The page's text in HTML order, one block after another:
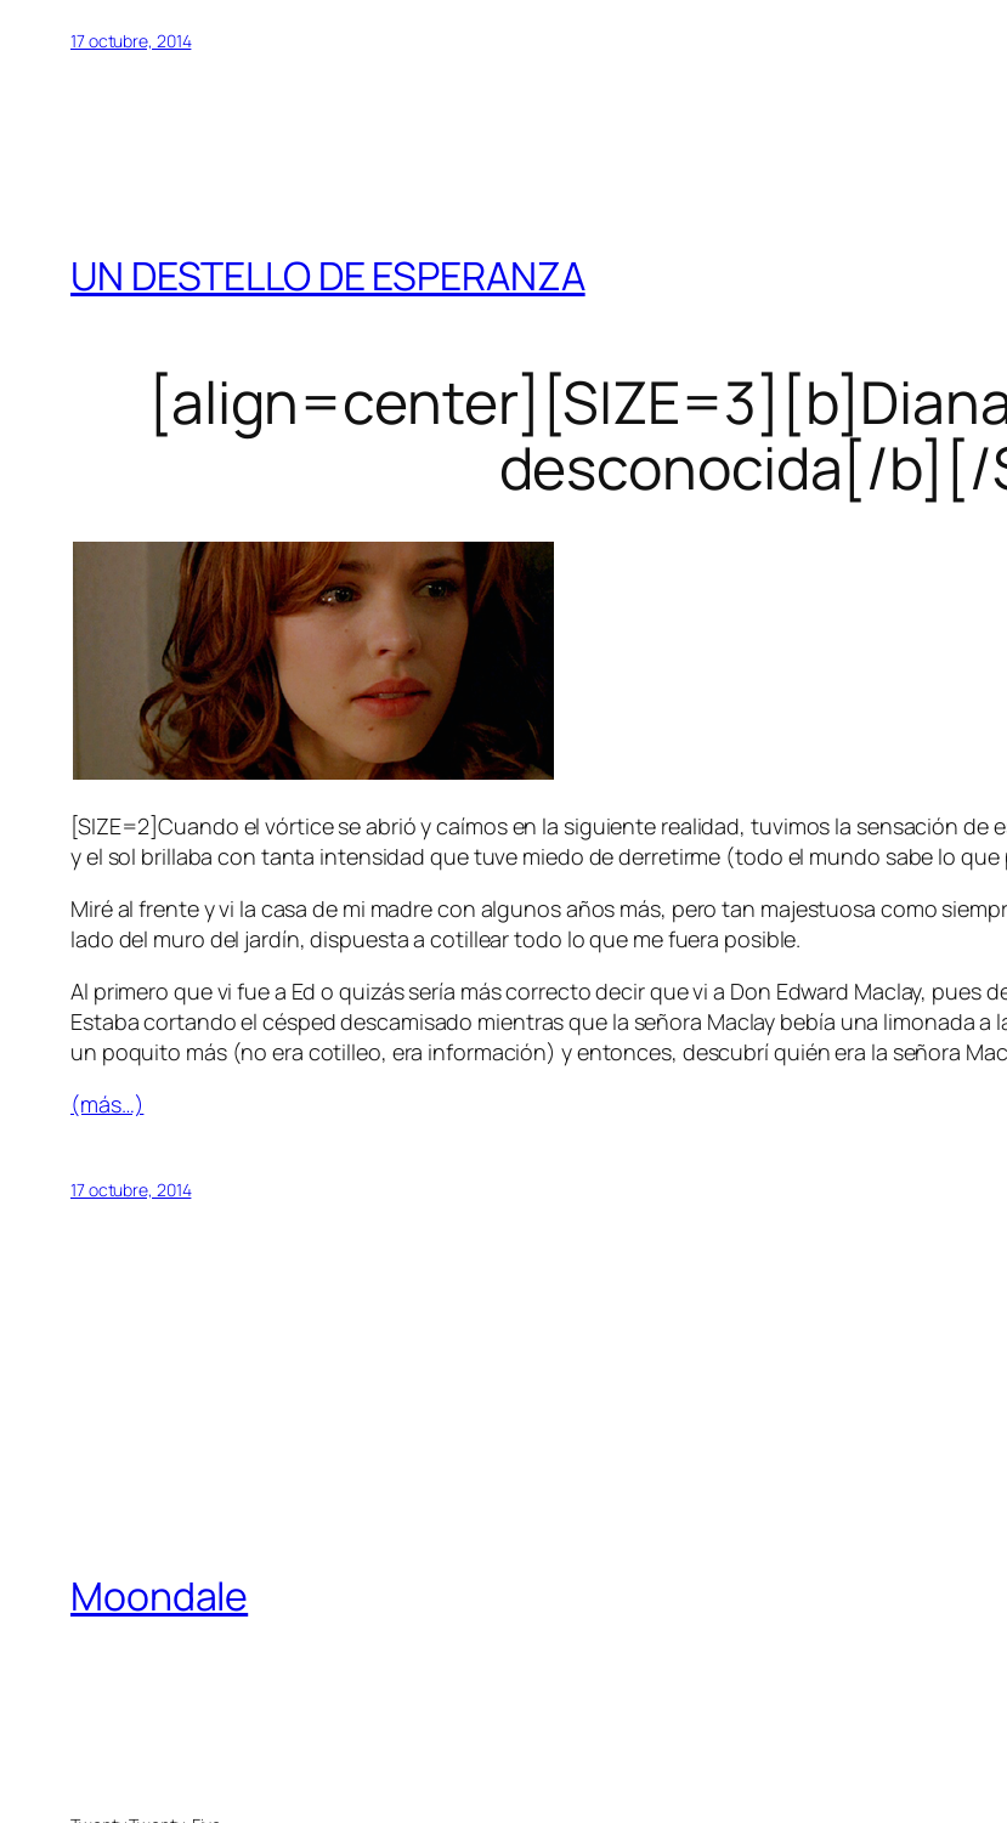
17 octubre, 2014
UN DESTELLO DE ESPERANZA
desconocida[/b][/
[SIZE=2]Cuando el vórtice se abrió y caímos en la siguiente realidad, tuvimos la sensación
y el sol brillaba con tanta intensidad que tuve miedo de derretirme (todo el mundo sabe lo
Miré al frente y vi la casa de mi madre con algunos años más, pero tan majestuosa como
lado del muro del jardín, dispuesta a cotillear todo lo que me fuera posible.
Al primero que vi fue a Ed o quizás sería más correcto decir que vi a Don Edward Maclay, pues
Estaba cortando el césped descamisado mientras que la señora Maclay bebía una limonada
un poquito más (no era cotilleo, era información) y entonces, descubrí quién era la señora
(más…)
17 octubre, 2014
Moondale